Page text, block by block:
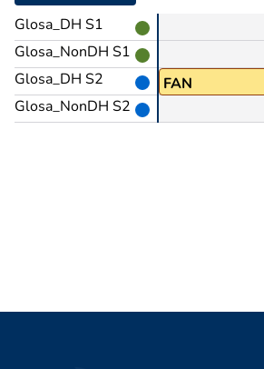
Glosa_DH S1
Glosa_NonDH S1
Glosa_DH S2
Glosa_NonDH S2
FAN